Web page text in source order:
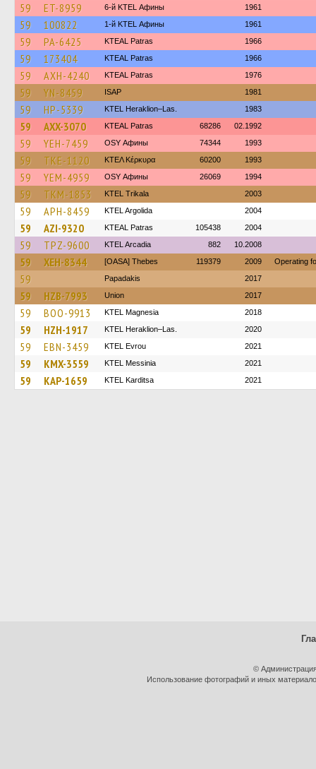
59 ET-8959 6-й KTEL Афины 1961
59 100822 1-й KTEL Афины 1961
59 PA-6425 KTEAL Patras 1966
59 173404 KTEAL Patras 1966
59 AXH-4240 KTEAL Patras 1976
59 YN-8459 ISAP 1981
59 HP-5339 KTEL Heraklion–Las. 1983
59 AXX-3070 KTEAL Patras 68286 02.1992
59 YEH-7459 OSY Афины 74344 1993
59 TKE-1120 ΚΤΕΛ Κέρκυρα 60200 1993
59 YEM-4959 OSY Афины 26069 1994
59 TKM-1853 ΚΤΕL Τrikala 2003
59 APH-8459 KTEL Argolida 2004
59 AZI-9320 KTEAL Patras 105438 2004
59 TPZ-9600 KTEL Arcadia 882 10.2008
59 XEH-8344 [OASA] Thebes 119379 2009 Operating
59 Papadakis 2017
59 HZB-7993 Union 2017
59 BOO-9913 ΚΤΕL Magnesia 2018
59 HZH-1917 KTEL Heraklion–Las. 2020
59 EBN-3459 KTEL Evrou 2021
59 KMX-3559 KTEL Messinia 2021
59 KAP-1659 ΚΤΕL Karditsa 2021
©
Использование фотографий и иных